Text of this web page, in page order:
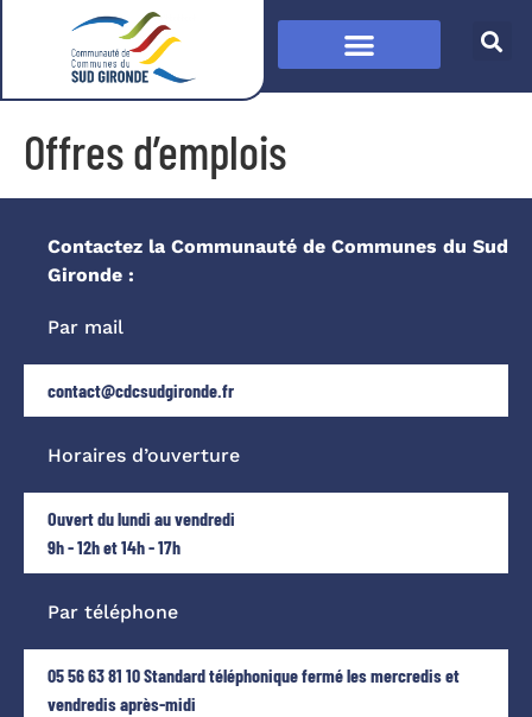
Offres d’emplois
Contactez la Communauté de Communes du Sud
Gironde :
Par mail
contact@cdcsudgironde.fr
Horaires d’ouverture
Ouvert du lundi au vendredi
9h - 12h et 14h - 17h
Par téléphone
05 56 63 81 10 Standard téléphonique fermé les mercredis et
vendredis après-midi